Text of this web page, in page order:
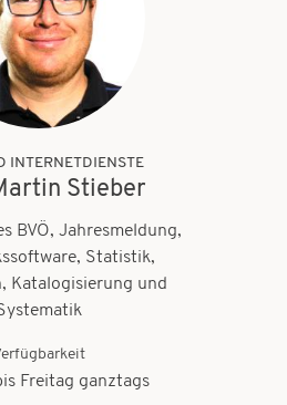
INTERNETDIENSTE
Stieber
BVÖ, Jahresmeldung,
Statistik,
Katalogisierung und
Freitag ganztags